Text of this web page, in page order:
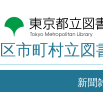
区市町村立図
新聞